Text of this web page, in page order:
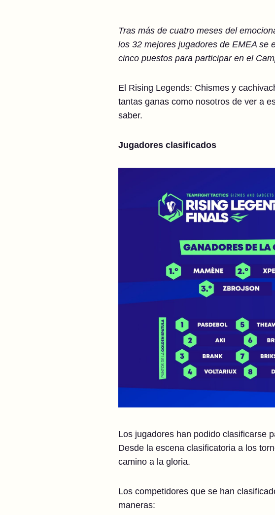
Tras más de cuatro meses del
los 32 mejores jugadores de EMEA se
cinco puestos para participar en el
El Rising Legends: Chismes y
tantas ganas como nosotros de ver a
saber.
Jugadores clasificados
Los jugadores han podido clasificarse
Desde la escena clasificatoria a los
camino a la gloria.
Los competidores que se han
maneras: